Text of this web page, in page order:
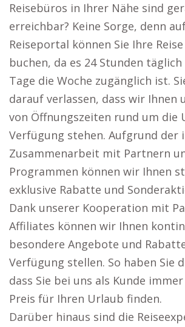
Reisebüros in Ihrer Nähe sind
erreichbar? Keine Sorge, denn
Reiseportal können Sie Ihre
buchen, da es 24 Stunden
Tage die Woche zugänglich ist.
darauf verlassen, dass wir Ihnen
von Öffnungszeiten rund um die
Verfügung stehen. Aufgrund der
Zusammenarbeit mit Partnern
Programmen können wir Ihnen
exklusive Rabatte und
Dank unserer Kooperation mit
Affiliates können wir Ihnen
besondere Angebote und
Verfügung stellen. So haben Sie
dass Sie bei uns als Kunde
Preis für Ihren Urlaub finden.
Darüber hinaus sind die